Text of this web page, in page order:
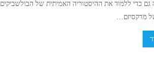
גם כדי ללמוד את ההיסטוריה האמיתית של הבולשביקים
מרקסיזם…